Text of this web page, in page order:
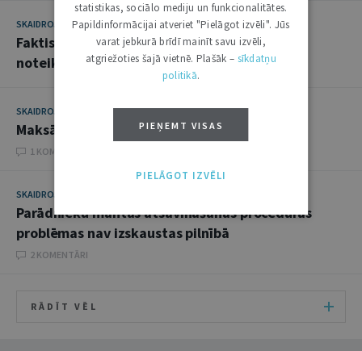
SKAIDROJUMI. VIEDOKĻI 18. JŪLIJS 2017
Faktiskās maksātnespējas iestāšanās dienas
noteikšana
SKAIDROJUMI. VIEDOKĻI 24. MARTS 2015
Maksātnespējas process civilprocesā
1 KOMENTĀRI
SKAIDROJUMI. VIEDOKĻI
Parādnieku mantas atsavināšanas procedūras
problēmas nav izskaustas pilnībā
2 KOMENTĀRI
RĀDĪT VĒL
statistikas, sociālo mediju un funkcionalitātes.
Papildinformācijai atveriet "Pielāgot izvēli". Jūs
varat jebkurā brīdī mainīt savu izvēli,
atgriežoties šajā vietnē. Plašāk – sīkdatņu
politikā.
PIEŅEMT VISAS
PIELĀGOT IZVĒLI